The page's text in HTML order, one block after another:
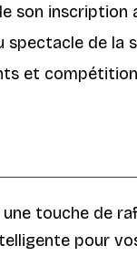
son inscription
de la
et
touche de
pour